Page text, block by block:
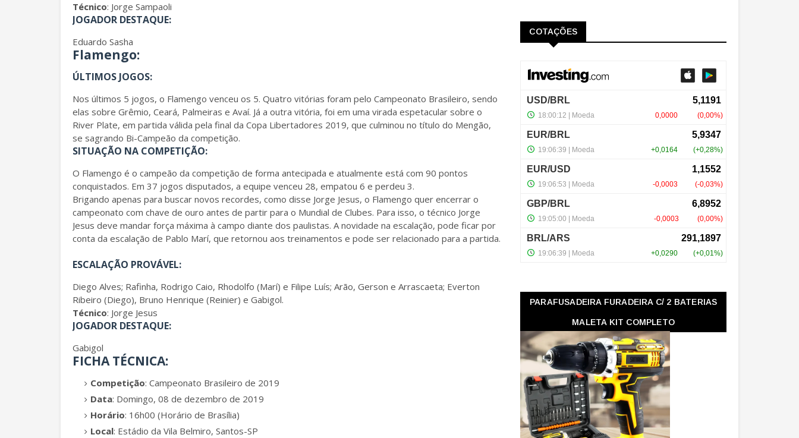
Técnico: Jorge Sampaoli
JOGADOR DESTAQUE:
Eduardo Sasha
Flamengo:
ÚLTIMOS JOGOS:
Nos últimos 5 jogos, o Flamengo venceu os 5. Quatro vitórias foram pelo Campeonato Brasileiro, sendo
elas sobre Grêmio, Ceará, Palmeiras e Avaí. Já a outra vitória, foi em uma virada espetacular sobre o
River Plate, em partida válida pela final da Copa Libertadores 2019, que culminou no título do Mengão,
se sagrando Bi-Campeão da competição.
SITUAÇÃO NA COMPETIÇÃO:
O Flamengo é o campeão da competição de forma antecipada e atualmente está com 90 pontos
conquistados. Em 37 jogos disputados, a equipe venceu 28, empatou 6 e perdeu 3.
Brigando apenas para buscar novos recordes, como disse Jorge Jesus, o Flamengo quer encerrar o
campeonato com chave de ouro antes de partir para o Mundial de Clubes. Para isso, o técnico Jorge
Jesus deve mandar força máxima à campo diante dos paulistas. A novidade na escalação, pode ficar por
conta da escalação de Pablo Marí, que retornou aos treinamentos e pode ser relacionado para a partida.
ESCALAÇÃO PROVÁVEL:
Diego Alves; Rafinha, Rodrigo Caio, Rhodolfo (Marí) e Filipe Luís; Arão, Gerson e Arrascaeta; Everton
Ribeiro (Diego), Bruno Henrique (Reinier) e Gabigol.
Técnico: Jorge Jesus
JOGADOR DESTAQUE:
Gabigol
FICHA TÉCNICA:
Competição: Campeonato Brasileiro de 2019
Data: Domingo, 08 de dezembro de 2019
Horário: 16h00 (Horário de Brasília)
Local: Estádio da Vila Belmiro, Santos-SP
COTAÇÕES
PARAFUSADEIRA FURADEIRA C/ 2 BATERIAS
MALETA KIT COMPLETO